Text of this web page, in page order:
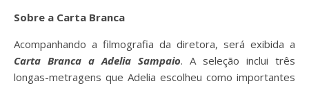
Sobre a Carta Branca
Acompanhando a filmografia da diretora, será exibida a
Carta Branca a Adelia Sampaio. A seleção inclui três
longas-metragens que Adelia escolheu como importantes